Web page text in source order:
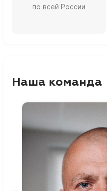
по всей России
Наша команда